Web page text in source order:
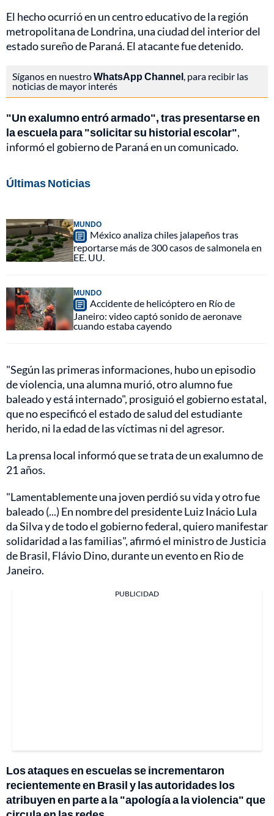
El hecho ocurrió en un centro educativo de la región
metropolitana de Londrina, una ciudad del interior del
estado sureño de Paraná. El atacante fue detenido.
Síganos en nuestroWhatsApp Channel, para recibir las
noticias de mayor interés
"Un exalumno entró armado", tras presentarse en
la escuela para "solicitar su historial escolar",
informó el gobierno de Paraná en un comunicado.
Últimas Noticias
MUNDO
México analiza chiles jalapeños tras
reportarse más de 300 casos de salmonela en
EE. UU.
MUNDO
Accidente de helicóptero en Río de
Janeiro: video captó sonido de aeronave
cuando estaba cayendo
"Según las primeras informaciones, hubo un episodio
de violencia, una alumna murió, otro alumno fue
baleado y está internado", prosiguió el gobierno estatal,
que no especificó el estado de salud del estudiante
herido, ni la edad de las víctimas ni del agresor.
La prensa local informó que se trata de un exalumno de
21 años.
"Lamentablemente una joven perdió su vida y otro fue
baleado (...) En nombre del presidente Luiz Inácio Lula
da Silva y de todo el gobierno federal, quiero manifestar
solidaridad a las familias", afirmó el ministro de Justicia
de Brasil, Flávio Dino, durante un evento en Rio de
Janeiro.
PUBLICIDAD
Los ataques en escuelas se incrementaron
recientemente en Brasil y las autoridades los
atribuyen en parte a la "apología a la violencia" que